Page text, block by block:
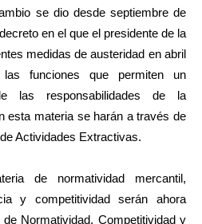
se dio desde septiembre de
en el que el presidente de la
medidas de austeridad en abril
funciones que permiten un
las responsabilidades de la
esta materia se harán a través de
Actividades Extractivas.
de normatividad mercantil,
y competitividad serán ahora
Normatividad, Competitividad y